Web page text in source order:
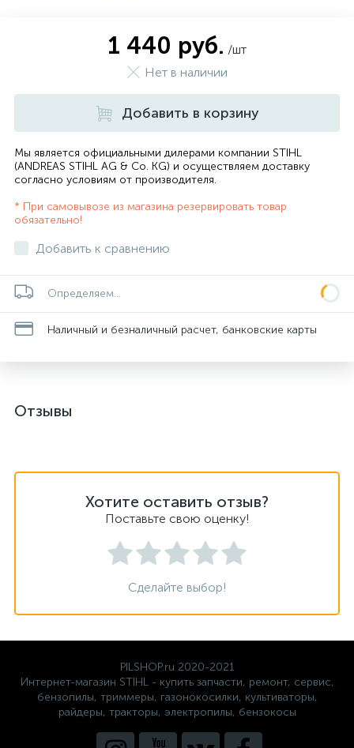
1 440 руб. /шт
Нет в наличии
Добавить в корзину
Мы является официальными дилерами компании STIHL
(ANDREAS STIHL AG & Co. KG) и осуществляем доставку
согласно условиям от производителя.
* При самовывозе из магазина резервировать товар
обязательно!
Добавить к сравнению
Определяем...
Наличный и безналичный расчет, банковские карты
Отзывы
Хотите оставить отзыв?
Поставьте свою оценку!
Сделайте выбор!
PILSHOP.ru 2020-2021
Интернет-магазин STIHL - купить запчасти, ремонт, сервис,
бензопилы, триммеры, газонокосилки, культиваторы,
райдеры, тракторы, электропилы, бензокосы